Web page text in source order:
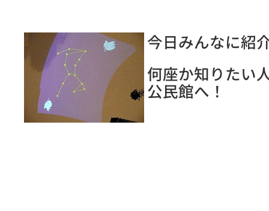
今日みんなに紹
何座か知りたい
公民館へ！